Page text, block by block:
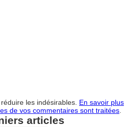
les indésirables. En savoir plus
de vos commentaires sont traitées
articles